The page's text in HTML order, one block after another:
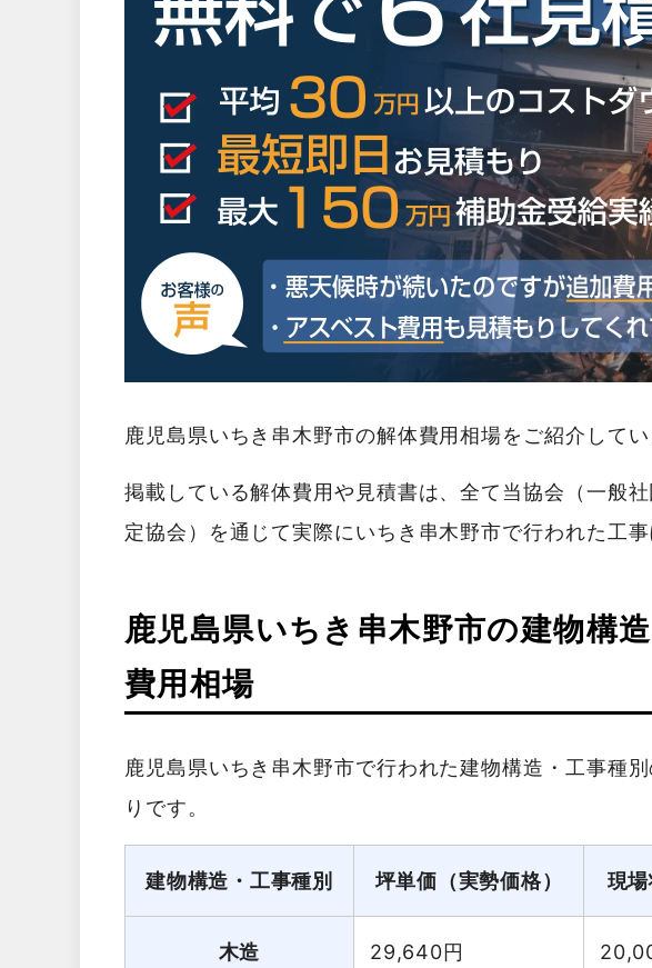
鹿児島県いちき串木野市の解体費用相場をご紹介してい
掲載している解体費用や見積書は、全て当協会（一般
定協会）を通じて実際にいちき串木野市で行われた工事
鹿児島県いちき串木野市の建物構
費用相場
鹿児島県いちき串木野市で行われた建物構造・工事種
りです。
建物構造・工事種別 坪単価（実勢価格） 現
木造 29,640円